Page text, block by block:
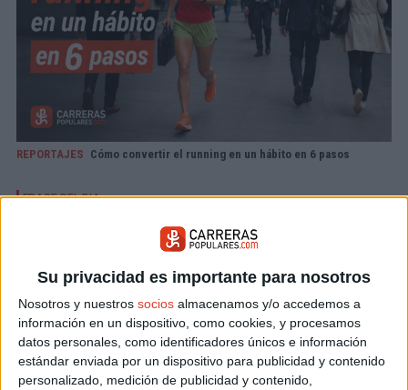
Su privacidad es importante para nosotros
Nosotros y nuestros socios almacenamos y/o accedemos a
información en un dispositivo, como cookies, y procesamos
datos personales, como identificadores únicos e información
estándar enviada por un dispositivo para publicidad y contenido
personalizado, medición de publicidad y contenido,
REPORTAJES Cómo convertir el running en un hábito en 6 pasos